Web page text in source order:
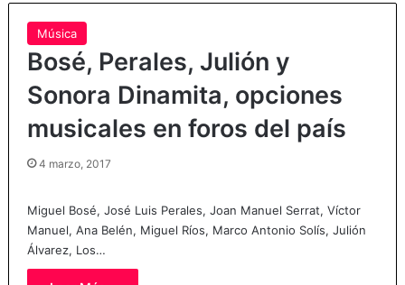
Música
Bosé, Perales, Julión y
Sonora Dinamita, opciones
musicales en foros del país
4 marzo, 2017
Miguel Bosé, José Luis Perales, Joan Manuel Serrat, Víctor
Manuel, Ana Belén, Miguel Ríos, Marco Antonio Solís, Julión
Álvarez, Los…